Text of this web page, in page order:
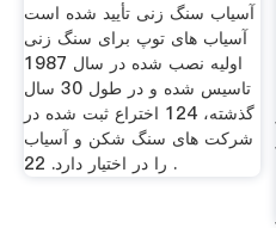
آسیاب سنگ زنی تأیید شده است
آسیاب های توپ برای سنگ زنی
اولیه نصب شده در سال 1987
تاسیس شده و در طول 30 سال
گذشته، 124 اختراع ثبت شده در
شركت های سنگ شكن و آسیاب
را در اختیار دارد. 22 .